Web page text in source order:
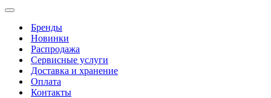
Бренды
Новинки
Распродажа
Сервисные услуги
Доставка и хранение
Оплата
Контакты